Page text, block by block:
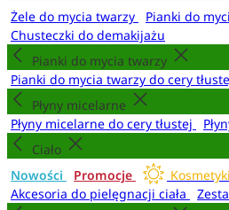
Żele do mycia twarzy
Pianki do
Chusteczki do demakijażu
Pianki do mycia twarzy
Pianki do mycia twarzy do cery
Płyny micelarne
Płyny micelarne do cery tłustej
Ciało
Nowości
Promocje
Akcesoria do pielęgnacji ciała